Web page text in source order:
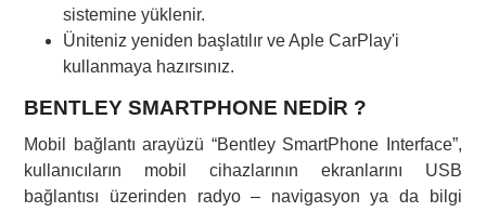
sistemine yüklenir.
Üniteniz yeniden başlatılır ve Aple CarPlay'i
kullanmaya hazırsınız.
BENTLEY SMARTPHONE NEDİR ?
Mobil bağlantı arayüzü “Bentley SmartPhone Interface”,
kullanıcıların mobil cihazlarının ekranlarını USB
bağlantısı üzerinden radyo – navigasyon ya da bilgi